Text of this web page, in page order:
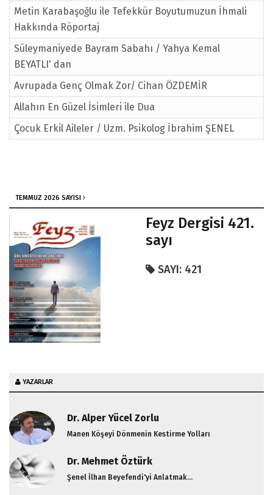
Metin Karabaşoğlu ile Tefekkür Boyutumuzun İhmali
Hakkında Röportaj
Süleymaniyede Bayram Sabahı / Yahya Kemal
BEYATLI' dan
Avrupada Genç Olmak Zor/ Cihan ÖZDEMİR
Allahın En Güzel İsimleri ile Dua
Çocuk Erkil Aileler / Uzm. Psikolog İbrahim ŞENEL
Coşku Dolu Bayramlar
Doç. Abdullatif CEYLANİ ile Fas'ta İslami Tebliğ ve Ehl-i
Beyt Kültürü Üzerine
Ramazan Ayı'nın Manevi Bereketi
Feyz 219. Sayı Editörden
TEMMUZ 2026 SAYISI
Feyz Dergisi 421.
sayı
SAYI: 421
YAZARLAR
Dr. Alper Yücel Zorlu
Manen Köşeyi Dönmenin Kestirme Yolları
Dr. Mehmet Öztürk
Şenel İlhan Beyefendi'yi Anlatmak...